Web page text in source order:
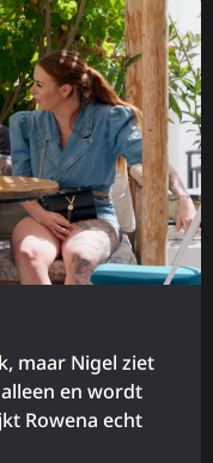
maar Nigel ziet
en wordt
Rowena echt